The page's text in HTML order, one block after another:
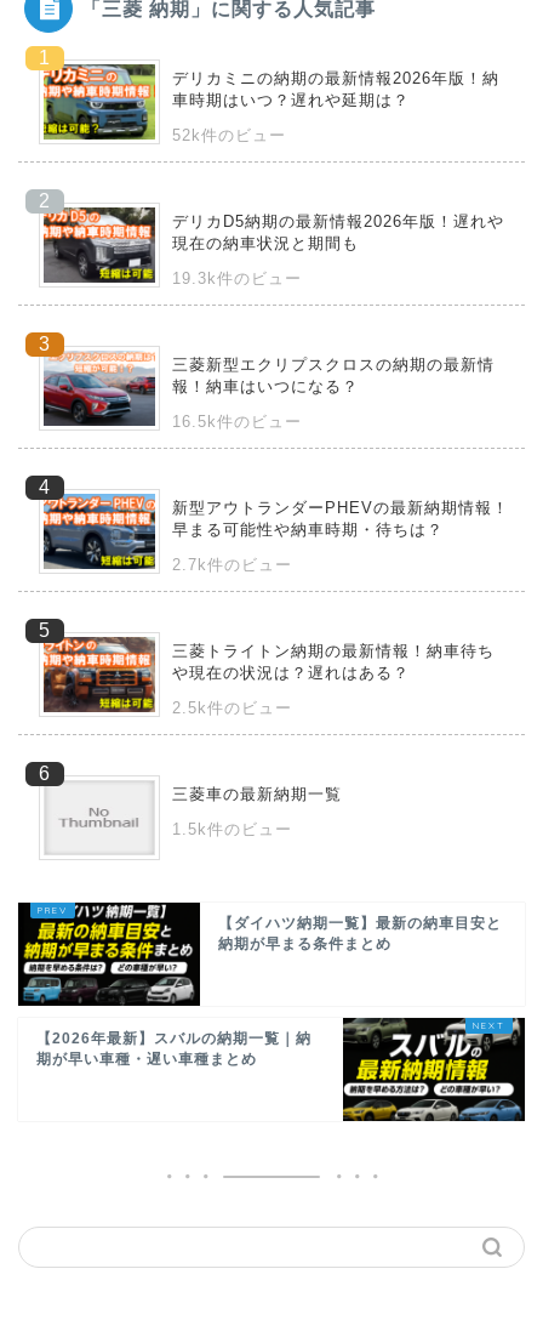
「三菱 納期」に関する人気記事
デリカミニの納期の最新情報2026年版！納
車時期はいつ？遅れや延期は？
52k件のビュー
デリカD5納期の最新情報2026年版！遅れや
現在の納車状況と期間も
19.3k件のビュー
三菱新型エクリプスクロスの納期の最新情
報！納車はいつになる？
16.5k件のビュー
新型アウトランダーPHEVの最新納期情報！
早まる可能性や納車時期・待ちは？
2.7k件のビュー
三菱トライトン納期の最新情報！納車待ち
や現在の状況は？遅れはある？
2.5k件のビュー
三菱車の最新納期一覧
1.5k件のビュー
【ダイハツ納期一覧】最新の納車目安と
納期が早まる条件まとめ
【2026年最新】スバルの納期一覧｜納
期が早い車種・遅い車種まとめ